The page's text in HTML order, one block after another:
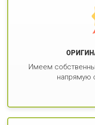
Имеем
напрямую